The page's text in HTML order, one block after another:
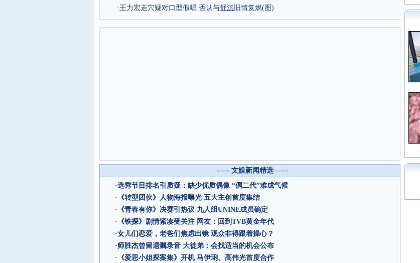
·王力宏走穴疑对口型假唱 否认与舒淇 旧情复燃(图)
----- 文娱新闻精选 -----
·选秀节目排名引质疑：缺少优质偶像 “偶二代”难成气候
· 《转型团伙》人物海报曝光 五大主创首度集结
· 《青春有你》决赛引热议 九人组UNINE成员确定
· 《铁探》剧情紧凑受关注 网友：回到TVB黄金年代
·女儿们恋爱，老爸们焦虑出镜 观众非得跟着操心？
·师胜杰曾留遗嘱录音 大徒弟：会找适当的机会公布
· 《爱思小姐探案集》开机 马伊琍、高伟光首度合作